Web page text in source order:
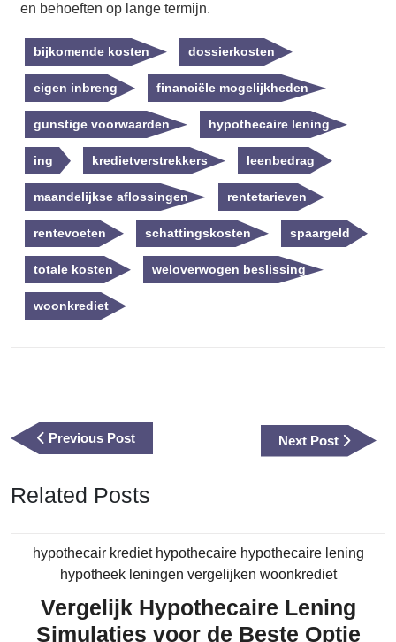
en behoeften op lange termijn.
bijkomende kosten dossierkosten
eigen inbreng financiële mogelijkheden
gunstige voorwaarden hypothecaire lening
ing kredietverstrekkers leenbedrag
maandelijkse aflossingen rentetarieven
rentevoeten schattingskosten spaargeld
totale kosten weloverwogen beslissing
woonkrediet
Previous PostPrevious
Post
Next Post
Next
Post
Related Posts
hypothecair krediet hypothecaire hypothecaire lening
hypotheek leningen vergelijken woonkredietCategory
Vergelijk Hypothecaire Lening
Simulaties voor de Beste Optie